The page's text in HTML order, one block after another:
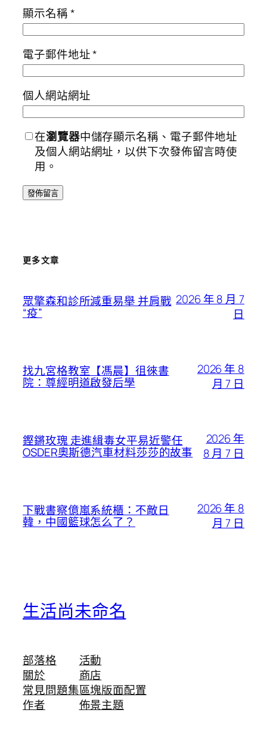
顯示名稱*
電子郵件地址*
個人網站網址
在瀏覽器中儲存顯示名稱、電子郵件地址
及個人網站網址，以供下次發佈留言時使
用。
更多文章
眾擎森和診所減重易舉 并肩戰
“疫”
2026 年 8 月 7
日
找九宮格教室【馮晨】徂徠書
院：尊經明道啟發后學
2026 年 8
月 7 日
鏗鏘玫瑰 走進緝毒女平易近警任
OSDER奧斯德汽車材料莎莎的故事
2026 年
8 月 7 日
下戰書察億嵐系統櫃：不敵日
韓，中國籃球怎么了？
2026 年 8
月 7 日
生活尚未命名
部落格
關於
常見問題集
作者
活動
商店
區塊版面配置
佈景主題